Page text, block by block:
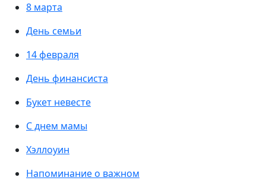
8 марта
День семьи
14 февраля
День финансиста
Букет невесте
С днем мамы
Хэллоуин
Напоминание о важном